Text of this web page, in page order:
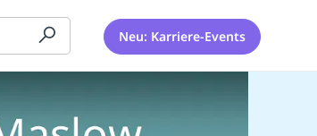
Neu: Karriere-Events